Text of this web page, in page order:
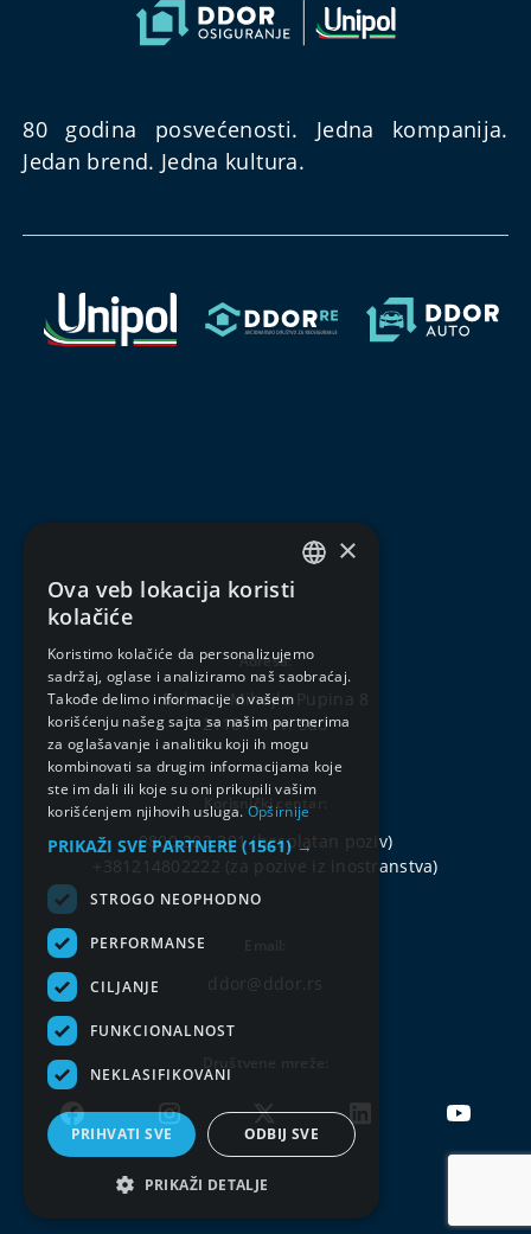
80 godina posvećenosti. Jedna kompanija.
Jedan brend. Jedna kultura.
Adresa:
Bulevar Mihajla Pupina 8
21101 Novi Sad
Korisnički centar:
0800 303 301(besplatan poziv)
+381214802222 (za pozive iz inostranstva)
ddor@ddor.rs
×
Ova veb lokacija koristi
kolačiće
Koristimo kolačiće da personalizujemo
sadržaj, oglase i analiziramo naš saobraćaj.
Takođe delimo informacije o vašem
korišćenju našeg sajta sa našim partnerima
za oglašavanje i analitiku koji ih mogu
kombinovati sa drugim informacijama koje
ste im dali ili koje su oni prikupili vašim
korišćenjem njihovih usluga. Opširnije
PRIKAŽI SVE PARTNERE (1561) →
STROGO NEOPHODNO
PERFORMANSE
CILJANJE
FUNKCIONALNOST
NEKLASIFIKOVANI
PRIHVATI SVE ODBIJ SVE
PRIKAŽI DETALJE